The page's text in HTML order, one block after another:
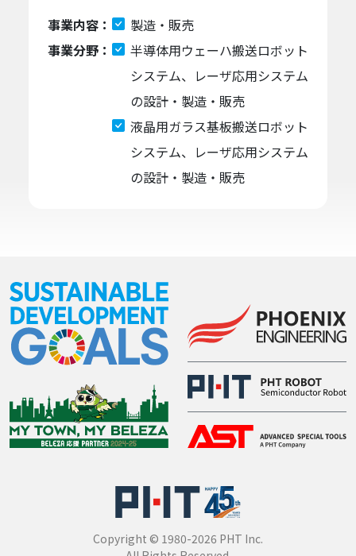
事業内容：
製造・販売
事業分野：
半導体用ウェーハ搬送ロボット
システム、レーザ応用システム
の設計・製造・販売
液晶用ガラス基板搬送ロボット
システム、レーザ応用システム
の設計・製造・販売
Copyright © 1980-2026 PHT Inc.